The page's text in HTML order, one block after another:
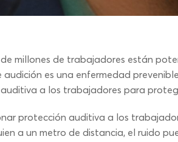
de millones de trabajadores están
audición es una enfermedad
a los trabajadores para
protección auditiva a los
a un metro de distancia, el ruido